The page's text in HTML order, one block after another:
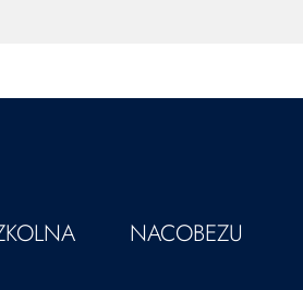
NACOBEZU